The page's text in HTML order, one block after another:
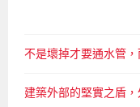
不是壞掉才要通水管
建築外部的堅實之盾